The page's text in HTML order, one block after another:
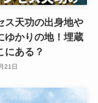
ス天功の出身地や
ゆかりの地！埋蔵
にある？
21日